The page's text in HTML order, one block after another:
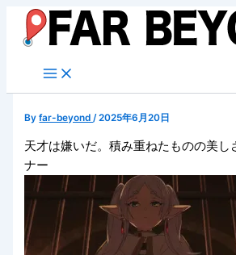
キ
Byfar-beyond/2025年6月20日
天才は嫌いだ。積み重ねたものの美し
ナー